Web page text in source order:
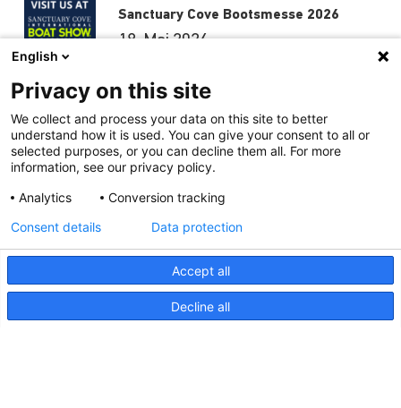
Sanctuary Cove Bootsmesse 2026
18. Mai 2026
Hutchwilco-Bootsmesse 2026
8. Mai 2026
Aktualisierte Hella marine
31. März 2026
English
Privacy on this site
We collect and process your data on this site to better
understand how it is used. You can give your consent to all or
selected purposes, or you can decline them all. For more
information, see our privacy policy.
Analytics
Conversion tracking
Accept all
Decline all
Consent details Data protection